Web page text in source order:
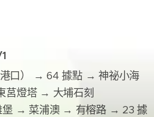
口） → 64 據點 → 神祕小海
燈塔 → 大埔石刻
堡 → 菜浦澳 → 有榕路 → 23 據